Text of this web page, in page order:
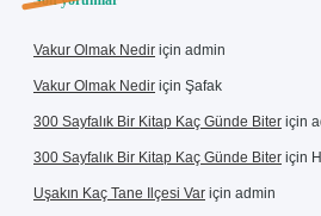
Vakur Olmak Nedir için admin
Vakur Olmak Nedir için Şafak
300 Sayfalık Bir Kitap Kaç Günde Biter için
300 Sayfalık Bir Kitap Kaç Günde Biter için
Uşakın Kaç Tane Ilçesi Var için admin